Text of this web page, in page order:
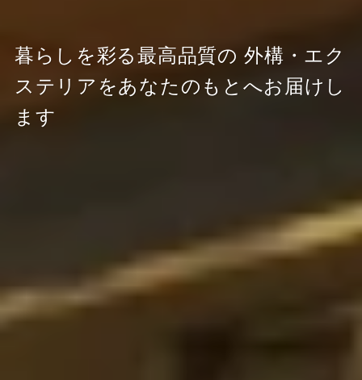
暮らしを彩る最高品質の 外構・エク
ステリアをあなたのもとへお届けし
ます